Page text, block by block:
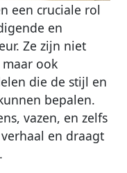
een cruciale rol
en
Ze zijn niet
ook
die de stijl en
bepalen.
vazen, en zelfs
en draagt